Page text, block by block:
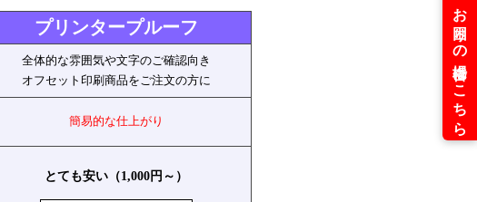
プリンタープルーフ
全体的な雰囲気や文字のご確認向き
オフセット印刷商品をご注文の方に
簡易的な仕上がり
とても安い（1,000円～）